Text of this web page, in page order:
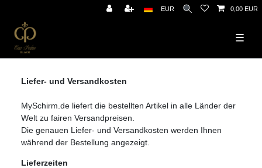
EUR 0,00 EUR
☰
Liefer- und Versandkosten
MySchirm.de liefert die bestellten Artikel in alle Länder der
Welt zu fairen Versandpreisen.
Die genauen Liefer- und Versandkosten werden Ihnen
während der Bestellung angezeigt.
Lieferzeiten